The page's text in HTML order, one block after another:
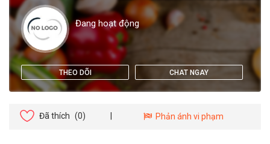
Đang hoạt động
THEO DÕI CHAT NGAY
Đã thích (0) Phản ánh vi phạm